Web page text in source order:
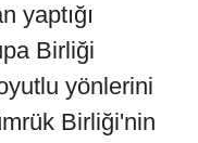
yaptığı
Birliği
yönlerini
Birliği'nin